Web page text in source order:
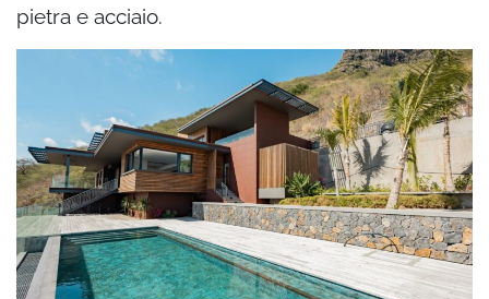
pietra e acciaio.